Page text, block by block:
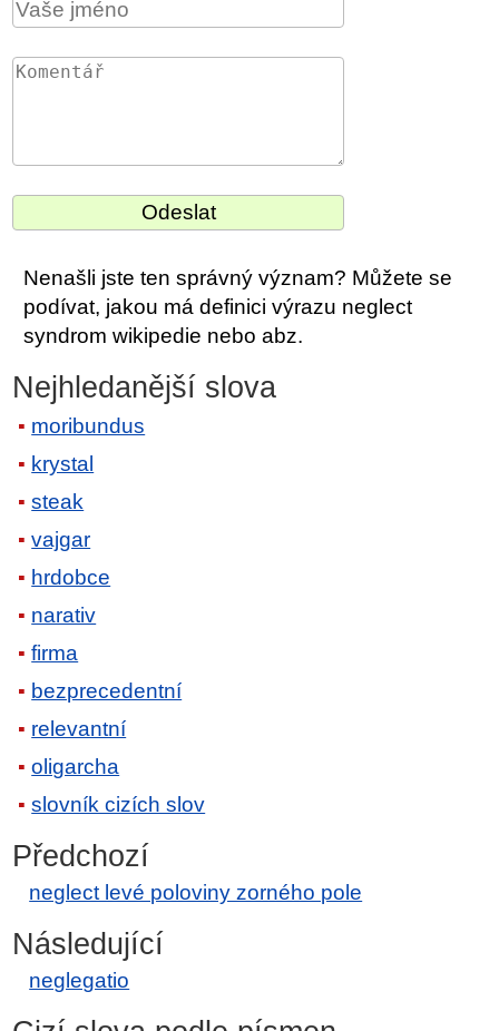
Nenašli jste ten správný význam? Můžete se
podívat, jakou má definici výrazu neglect
syndrom wikipedie nebo abz.
Nejhledanější slova
moribundus
krystal
steak
vajgar
hrdobce
narativ
firma
bezprecedentní
relevantní
oligarcha
slovník cizích slov
Předchozí
neglect levé poloviny zorného pole
Následující
neglegatio